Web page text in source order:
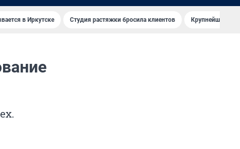
в Иркутске Студия растяжки бросила клиентов Крупнейшие